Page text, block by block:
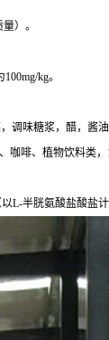
）。
kg。
调味糖浆，醋，
啡、植物饮料类
L-半胱氨酸盐酸盐计